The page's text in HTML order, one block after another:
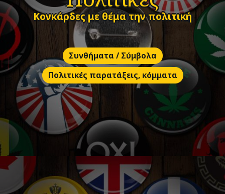
Κονκάρδες με θέμα την πολιτική
Συνθήματα / Σύμβολα
Πολιτικές παρατάξεις, κόμματα